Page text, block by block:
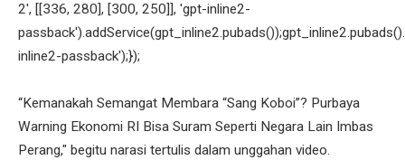
2', [[336, 280], [300, 250]], 'gpt-inline2-
inline2-passback');});
“Kemanakah Semangat Membara “Sang Koboi”? Purbaya
Warning Ekonomi RI Bisa Suram Seperti Negara Lain Imbas
Perang," begitu narasi tertulis dalam unggahan video.